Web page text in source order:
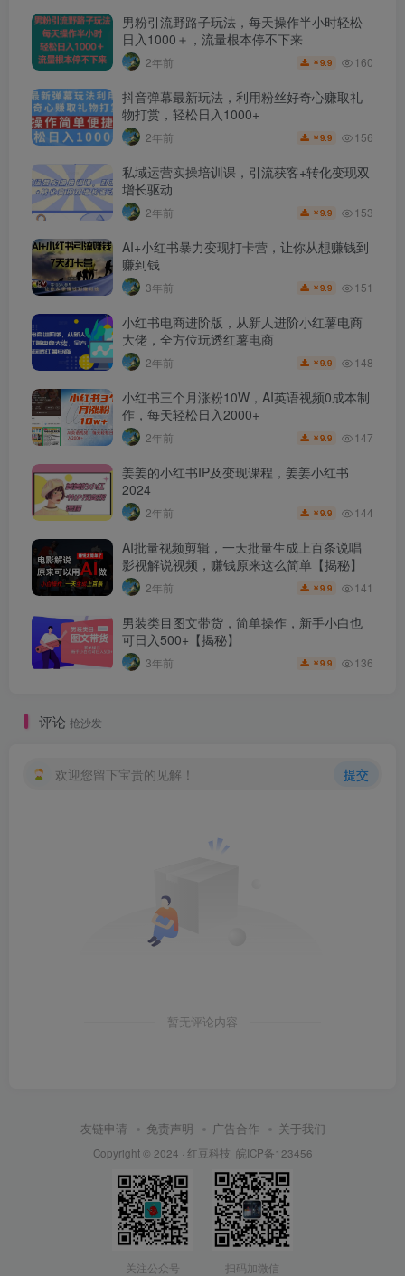
男粉引流野路子玩法，每天操作半小时轻松
日入1000＋，流量根本停不下来
2年前 ￥9.9 160
抖音弹幕最新玩法，利用粉丝好奇心赚取礼
物打赏，轻松日入1000+
2年前 ￥9.9 156
私域运营实操培训课，引流获客+转化变现双
增长驱动
2年前 ￥9.9 153
AI+小红书暴力变现打卡营，让你从想赚钱到
赚到钱
3年前 ￥9.9 151
小红书电商进阶版，从新人进阶小红薯电商
大佬，全方位玩透红薯电商
2年前 ￥9.9 148
小红书三个月涨粉10W，AI英语视频0成本制
作，每天轻松日入2000+
2年前 ￥9.9 147
姜姜的小红书IP及变现课程，姜姜小红书
2024
2年前 ￥9.9 144
AI批量视频剪辑，一天批量生成上百条说唱
影视解说视频，赚钱原来这么简单【揭秘】
2年前 ￥9.9 141
男装类目图文带货，简单操作，新手小白也
可日入500+【揭秘】
3年前 ￥9.9 136
评论 抢沙发
欢迎您留下宝贵的见解！ 提交
暂无评论内容
友链申请 免责声明 广告合作 关于我们
Copyright © 2024 · 红豆科技 皖ICP备123456
关注公众号 扫码加微信